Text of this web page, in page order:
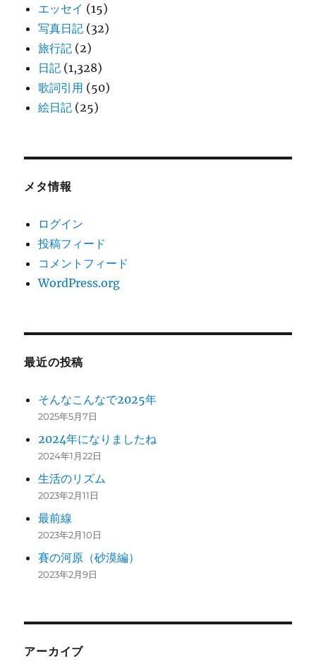
エッセイ (15)
写真日記 (32)
旅行記 (2)
日記 (1,328)
歌詞引用 (50)
絵日記 (25)
メタ情報
ログイン
投稿フィード
コメントフィード
WordPress.org
最近の投稿
そんなこんなで2025年
2025年5月7日
2024年になりましたね
2024年1月22日
生活のリズム
2023年2月11日
最前線
2023年2月10日
賽の河原（砂漠編）
2023年2月9日
アーカイブ